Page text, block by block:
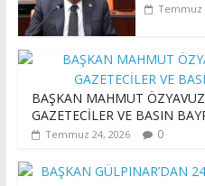
Temmuz
BAŞKAN MAHMUT
GAZETECİLER VE BASIN
Temmuz 24, 2026 0